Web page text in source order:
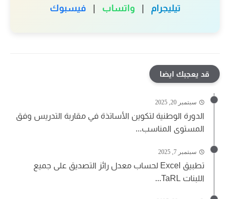
تيليجرام واتساب فيسبوك
قد يعجبك ايضا
سبتمبر 20, 2025
الدورة الوطنية لتكوين الأساتذة في مقاربة التدريس وفق
المستوى المناسب...
سبتمبر 7, 2025
تطبيق Excel لحساب معدل رائز التصديق على جميع
اللبنات TaRL...